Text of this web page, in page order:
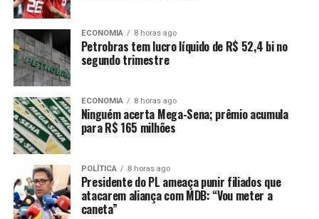
se declara a Mion: ‘T. Amo’
DON'T MISS
Rafaella Justus se declara em aniversário a Cesar Tralli:
‘Pai postiço que a vida me deu’
ECONOMIA 8 horas ago
Petrobras tem lucro líquido de R$ 52,4 bi no
segundo trimestre
ECONOMIA 8 horas ago
Ninguém acerta Mega-Sena; prêmio acumula
para R$ 165 milhões
POLÍTICA 8 horas ago
Presidente do PL ameaça punir filiados que
atacarem aliança com MDB: “Vou meter a
caneta”